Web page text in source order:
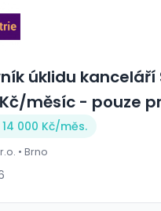
úklidu kanceláří
měsíc - pouze
000 Kč/měs.
• Brno